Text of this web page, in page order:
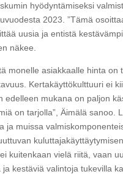
hyödyntämiseksi
2023. ”Tämä
uusia ja entistä
näkee.
monelle asiakkaalle hinta
Kertakäyttökulttuuri ei
mukana on paljon
on tarjolla”, Äimälä sanoo.
ja muissa
kuitenkaan vielä riitä, vaan
kestäviä valintoja tukevilla